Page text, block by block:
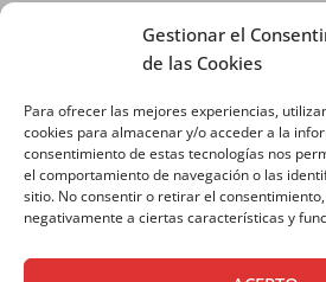
Gestionar el
de las Cookies
Para ofrecer las mejores experiencias,
cookies para almacenar y/o acceder a la
consentimiento de estas tecnologías nos
el comportamiento de navegación o las
sitio. No consentir o retirar el
negativamente a ciertas características y
AVISO LEGAL|POLÍTICA DE
POLÍTICA DE COOKIES